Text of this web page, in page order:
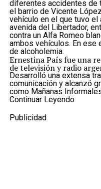
diferentes accidentes de
el barrio de Vicente
vehículo en el que tuvo
avenida del Libertador,
contra un Alfa Romeo
ambos vehículos. En ese
de alcoholemia.
Ernestina País fue una
de televisión y radio
Desarrolló una extensa
comunicación y alcanzó
como Mañanas
También condujo
Además de su carrera
públicamente sobre sus
Continuar Leyendo
Publicidad